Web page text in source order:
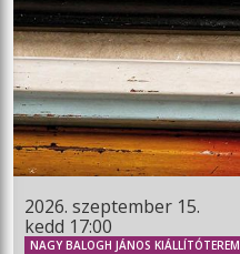
2026. szeptember 15.
kedd 17:00
NAGY BALOGH JÁNOS KIÁLLÍTÓTEREM